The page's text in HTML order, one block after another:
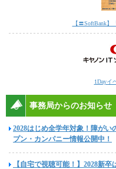
【〓SoftBank】
1Dayイ
事務局からのお知らせ
2028はじめ全学年対象！障が
プン・カンパニー情報公開中！
【自宅で視聴可能！】2028新